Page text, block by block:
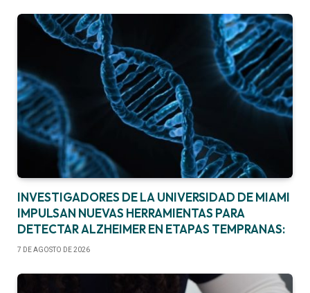
INVESTIGADORES DE LA UNIVERSIDAD DE MIAMI
IMPULSAN NUEVAS HERRAMIENTAS PARA
DETECTAR ALZHEIMER EN ETAPAS TEMPRANAS:
7 DE AGOSTO DE 2026